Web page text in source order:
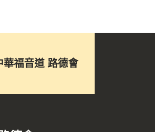
華福音道 路德會